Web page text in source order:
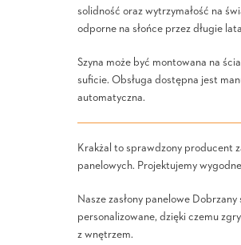
solidność oraz wytrzymałość na
odporne na słońce przez długie
Szyna może być montowana na
suficie. Obsługa dostępna jest
automatyczna.
Krakżal to sprawdzony producent
panelowych. Projektujemy wygodne
Nasze zasłony panelowe Dobrzany
personalizowane, dzięki czemu
z wnętrzem.